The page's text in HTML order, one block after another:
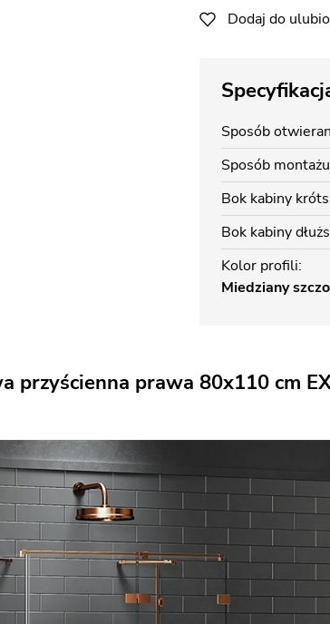
Dodaj do
Sposób
Sposób montażu
Bok kabiny
Bok kabiny
Kolor profili
Miedziany
przyścienna prawa 80x110 cm